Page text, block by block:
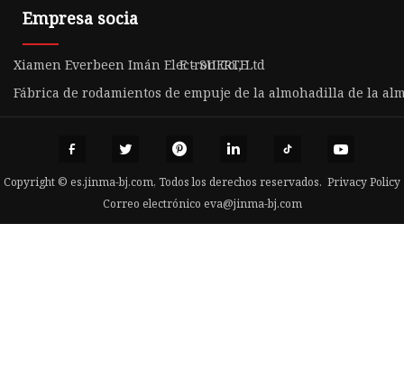
Empresa socia
Xiamen Everbeen Imán Electron Co., Ltd
E - SUERTE
Fábrica de rodamientos de empuje de la almohadilla de la
Copyright © es.jinma-bj.com, Todos los derechos reservados. Privacy Policy
Correo electrónico eva@jinma-bj.com